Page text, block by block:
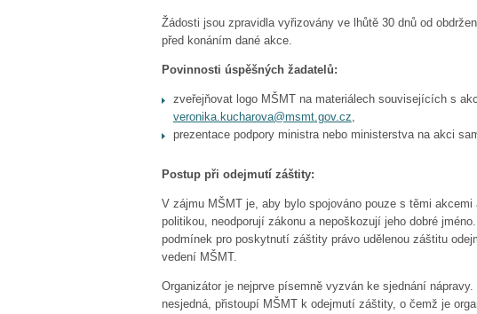
Žádosti jsou zpravidla vyřizovány ve lhůtě 30 dnů od
před konáním dané akce.
Povinnosti úspěšných žadatelů:
zveřejňovat logo MŠMT na materiálech souvisejících s
veronika.kucharova@msmt.gov.cz
prezentace podpory ministra nebo ministerstva na akci
Postup při odejmutí záštity:
V zájmu MŠMT je, aby bylo spojováno pouze s těmi
politikou, neodporují zákonu a nepoškozují jeho dobré
podmínek pro poskytnutí záštity právo udělenou záštitu
vedení MŠMT.
Organizátor je nejprve písemně vyzván ke sjednání
nesjedná, přistoupí MŠMT k odejmutí záštity, o čemž je